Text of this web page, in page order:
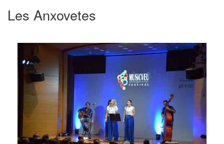
Les Anxovetes